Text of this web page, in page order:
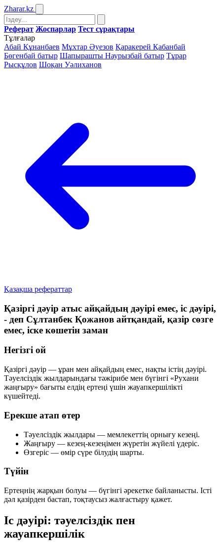
Zharar.kz
Реферат Жоспарлар Тест сұрақтары
Тұлғалар
Абай Құнанбаев Мұхтар Әуезов Қаракерей Қабанбай
Бөгенбай батыр Шапырашты Наурызбай батыр Тұрар
Рысқұлов Шоқан Уәлиханов
Қазақша рефераттар
Қазіргі дәуір атыс айқайдың дәуірі емес, іс дәуірі,
- деп Сұлтанбек Қожанов айтқандай, қазір сөзге
емес, іске көшетін заман
Негізгі ой
Қазіргі дәуір — ұран мен айқайдың емес, нақты істің дәуірі.
Тәуелсіздік жылдарындағы тәжірибе мен бүгінгі «Рухани
жаңғыру» бағыты елдің ертеңі үшін жауапкершілікті
күшейтеді.
Ерекше атап өтер
Тәуелсіздік жылдары — мемлекеттің орнығу кезеңі.
Жаңғыру — кезең-кезеңімен жүретін жүйелі үдеріс.
Өзгеріс — өмір сүре білудің шарты.
Түйін
Ертеңнің жарқын болуы — бүгінгі әрекетке байланысты. Істі
дәл қазірден бастап, тоқтаусыз жалғастыру қажет.
Іс дәуірі: тәуелсіздік пен
жауапкершілік